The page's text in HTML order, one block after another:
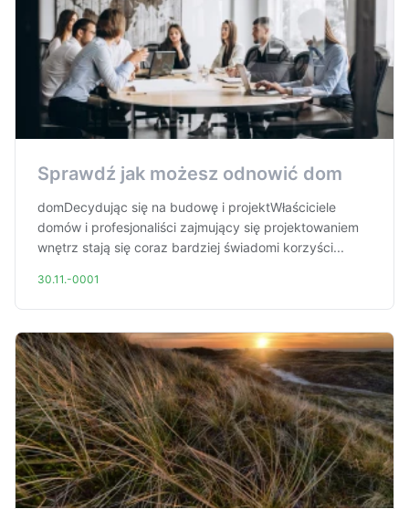
Sprawdź jak możesz odnowić dom
domDecydując się na budowę i projektWłaściciele
domów i profesjonaliści zajmujący się projektowaniem
wnętrz stają się coraz bardziej świadomi korzyści...
30.11.-0001